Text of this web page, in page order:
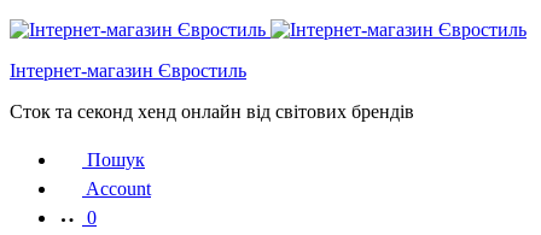
Інтернет-магазин Євростиль
Сток та секонд хенд онлайн від світових брендів
Пошук
Account
0